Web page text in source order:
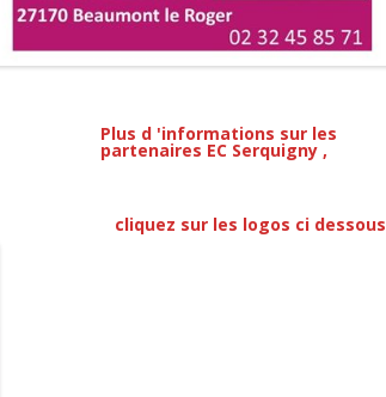
Plus d 'informations sur les
partenaires EC Serquigny ,
cliquez sur les logos ci dessous